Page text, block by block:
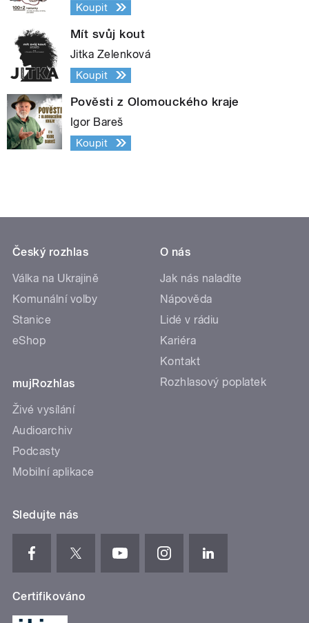
Koupit
Mít svůj kout
Jitka Zelenková
Koupit
Pověsti z Olomouckého kraje
Igor Bareš
Koupit
Český rozhlas
Válka na Ukrajině
Komunální volby
Stanice
eShop
mujRozhlas
Živé vysílání
Audioarchiv
Podcasty
Mobilní aplikace
O nás
Jak nás naladíte
Nápověda
Lidé v rádiu
Kariéra
Kontakt
Rozhlasový poplatek
Sledujte nás
Certifikováno